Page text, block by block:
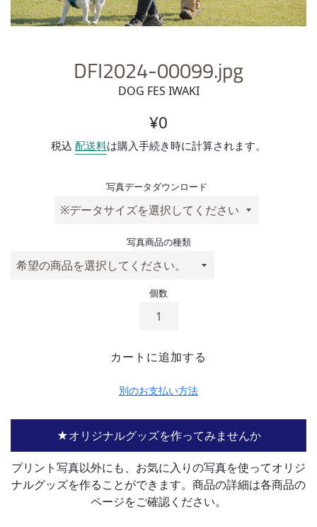
DFI2024-00099.jpg
DOG FES IWAKI
通常価格
¥0
税込 配送料は購入手続き時に計算されます。
写真データダウンロード
写真商品の種類
個数
カートに追加する
別のお支払い方法
★オリジナルグッズを作ってみませんか
プリント写真以外にも、お気に入りの写真を使ってオリジ
ナルグッズを作ることができます。商品の詳細は各商品の
ページをご確認ください。